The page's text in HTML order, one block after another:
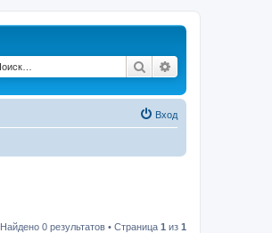
Поиск
Вход
Найдено 0 результатов • Страница 1 из 1